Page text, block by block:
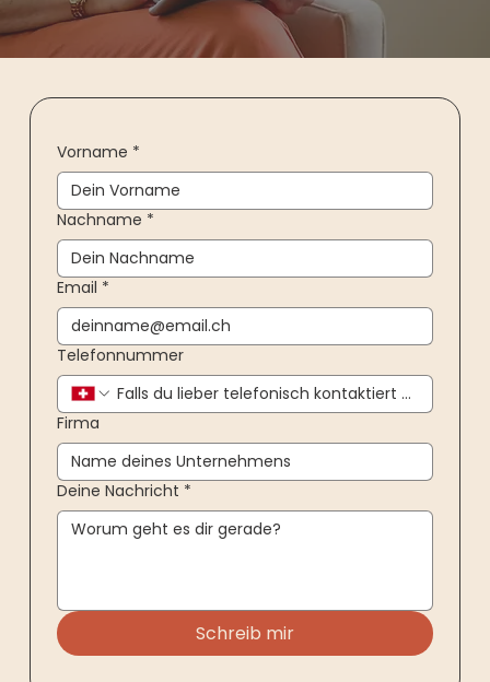
Vorname *
Nachname *
Email *
Telefonnummer
Firma
Deine Nachricht *
Schreib mir